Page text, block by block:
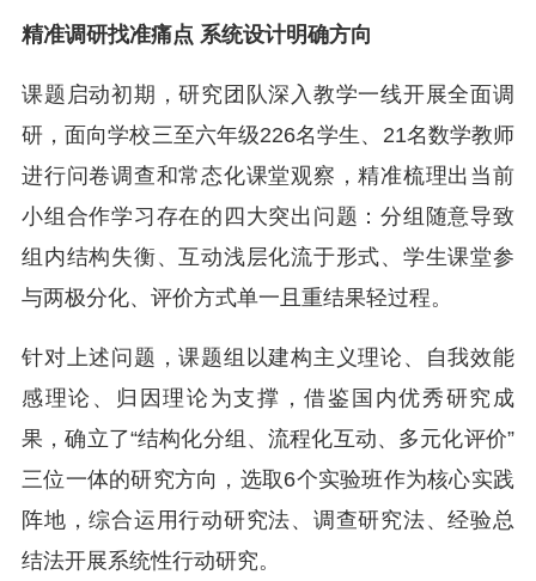
精准调研找准痛点 系统设计明确方向
课题启动初期，研究团队深入教学一线开展全面调
研，面向学校三至六年级226名学生、21名数学教师
进行问卷调查和常态化课堂观察，精准梳理出当前
小组合作学习存在的四大突出问题：分组随意导致
组内结构失衡、互动浅层化流于形式、学生课堂参
与两极分化、评价方式单一且重结果轻过程。
针对上述问题，课题组以建构主义理论、自我效能
感理论、归因理论为支撑，借鉴国内优秀研究成
果，确立了“结构化分组、流程化互动、多元化评价”
三位一体的研究方向，选取6个实验班作为核心实践
阵地，综合运用行动研究法、调查研究法、经验总
结法开展系统性行动研究。